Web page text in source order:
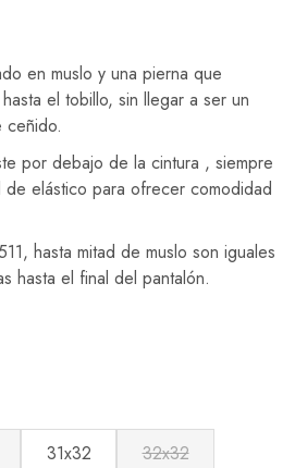
en muslo y una pierna que
el tobillo, sin llegar a ser un
ceñido.
por debajo de la cintura , siempre
elástico para ofrecer comodidad
hasta mitad de muslo son iguales
hasta el final del pantalón.
31x32
32x32